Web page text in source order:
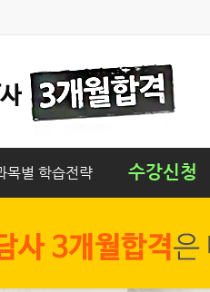
목별 학습전략 수강신청